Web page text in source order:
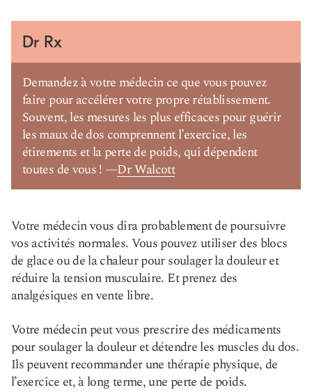
Dr Rx
Demandez à votre médecin ce que vous pouvez
faire pour accélérer votre propre rétablissement.
Souvent, les mesures les plus efficaces pour guérir
les maux de dos comprennent l’exercice, les
étirements et la perte de poids, qui dépendent
toutes de vous ! —Dr Walcott
Votre médecin vous dira probablement de poursuivre
vos activités normales. Vous pouvez utiliser des blocs
de glace ou de la chaleur pour soulager la douleur et
réduire la tension musculaire. Et prenez des
analgésiques en vente libre.
Votre médecin peut vous prescrire des médicaments
pour soulager la douleur et détendre les muscles du dos.
Ils peuvent recommander une thérapie physique, de
l’exercice et, à long terme, une perte de poids.